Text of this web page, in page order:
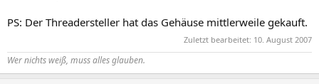
PS: Der Threadersteller hat das Gehäuse mittlerweile gekauft.
Zuletzt bearbeitet: 10. August 2007
Wer nichts weiß, muss alles glauben.